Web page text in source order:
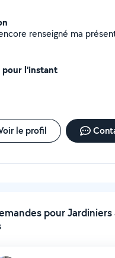
Je n'ai pas encore
pour l'instant
le profil
pour Jardiniers